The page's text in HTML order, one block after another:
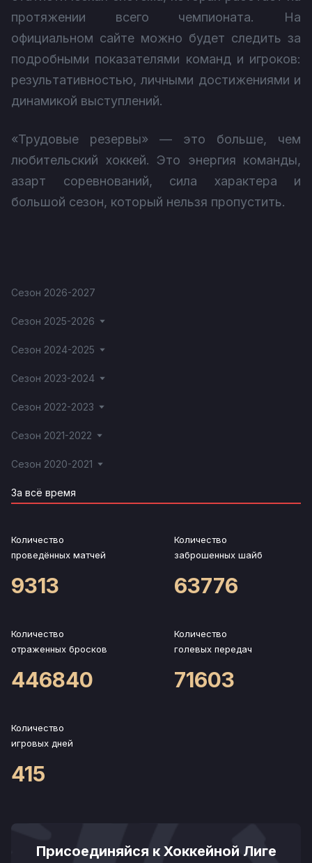
протяжении всего чемпионата. На
официальном сайте можно будет следить за
подробными показателями команд и игроков:
результативностью, личными достижениями и
динамикой выступлений.
«Трудовые резервы» — это больше, чем
любительский хоккей. Это энергия команды,
азарт соревнований, сила характера и
большой сезон, который нельзя пропустить.
Сезон 2026-2027
Сезон 2025-2026
Сезон 2024-2025
Сезон 2023-2024
Сезон 2022-2023
Сезон 2021-2022
Сезон 2020-2021
За всё время
Количество
проведённых матчей
9313
Количество
заброшенных шайб
63776
Количество
отраженных бросков
446840
Количество
голевых передач
71603
Количество
игровых дней
415
Присоединяйся к Хоккейной Лиге